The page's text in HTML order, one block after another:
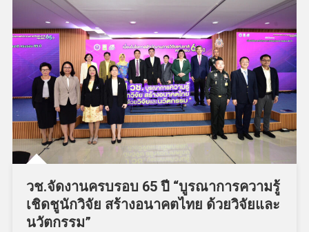
วช.จัดงานครบรอบ 65 ปี “บูรณาการความรู้
เชิดชูนักวิจัย สร้างอนาคตไทย ด้วยวิจัยและ
นวัตกรรม”